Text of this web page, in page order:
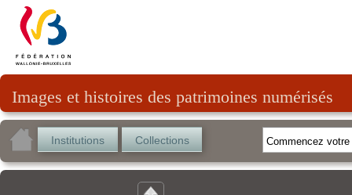
Images et histoires des patrimoines numérisés
Institutions Collections